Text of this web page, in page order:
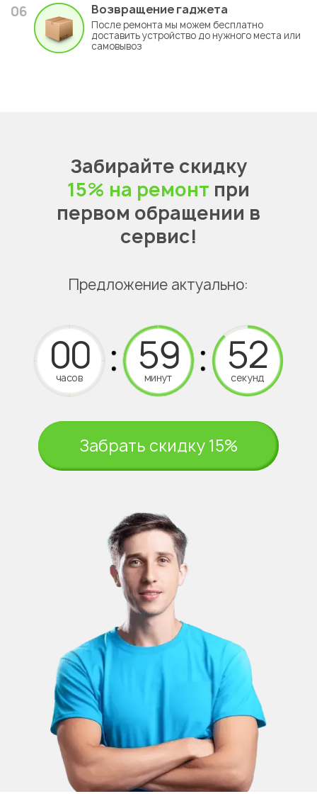
06 Возвращение гаджета
После ремонта мы можем бесплатно
доставить устройство до нужного места или
самовывоз
Забирайте скидку
15% на ремонт при
первом обращении в
сервис!
Предложение актуально:
часов минут секунд
Забрать скидку 15%